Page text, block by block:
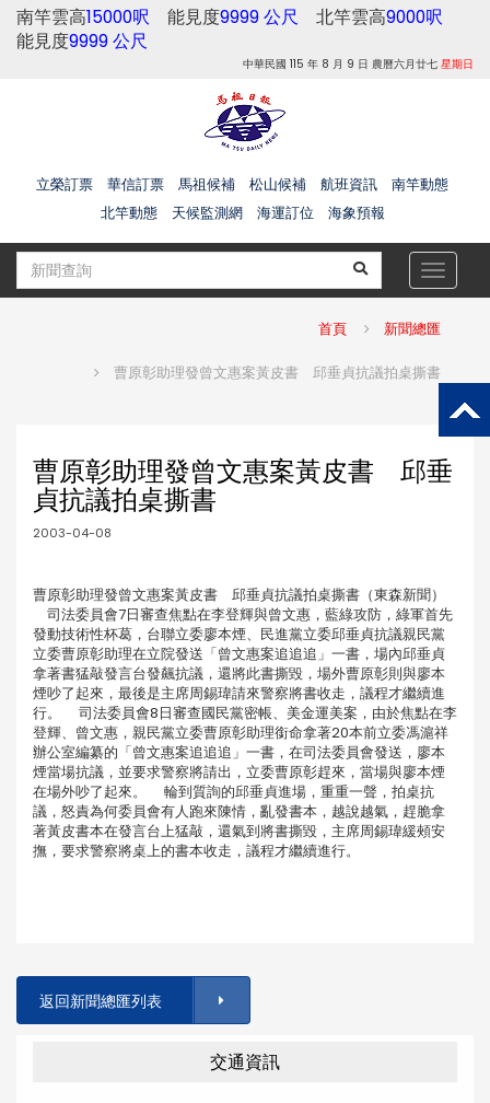
南竿雲高15000呎 能見度9999 公尺 北竿雲高9000呎
能見度9999 公尺
中華民國 115 年 8 月 9 日 農曆六月廿七 星期日
立榮訂票 華信訂票 馬祖候補 松山候補 航班資訊
南竿動態
北竿動態
天候監測網 海運訂位 海象預報
Toggle
首頁 新聞總匯
曹原彰助理發曾文惠案黃皮書 邱垂貞抗議拍桌撕書
曹原彰助理發曾文惠案黃皮書 邱垂
貞抗議拍桌撕書
2003-04-08
曹原彰助理發曾文惠案黃皮書 邱垂貞抗議拍桌撕書（東森新聞）
司法委員會7日審查焦點在李登輝與曾文惠，藍綠攻防，綠軍首先
發動技術性杯葛，台聯立委廖本煙、民進黨立委邱垂貞抗議親民黨
立委曹原彰助理在立院發送「曾文惠案追追追」一書，場內邱垂貞
拿著書猛敲發言台發飆抗議，還將此書撕毀，場外曹原彰則與廖本
煙吵了起來，最後是主席周錫瑋請來警察將書收走，議程才繼續進
行。 司法委員會8日審查國民黨密帳、美金運美案，由於焦點在李
登輝、曾文惠，親民黨立委曹原彰助理銜命拿著20本前立委馮滬祥
辦公室編纂的「曾文惠案追追追」一書，在司法委員會發送，廖本
煙當場抗議，並要求警察將請出，立委曹原彰趕來，當場與廖本煙
在場外吵了起來。 輪到質詢的邱垂貞進場，重重一聲，拍桌抗
議，怒責為何委員會有人跑來陳情，亂發書本，越說越氣，趕脆拿
著黃皮書本在發言台上猛敲，還氣到將書撕毀，主席周錫瑋緩頰安
撫，要求警察將桌上的書本收走，議程才繼續進行。
返回新聞總匯列表
交通資訊